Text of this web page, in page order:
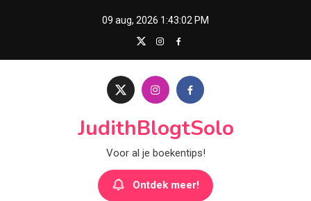
09 aug, 2026 1:43:03 PM
JudithBlogtSolo
Voor al je boekentips!
Ontdek meer!